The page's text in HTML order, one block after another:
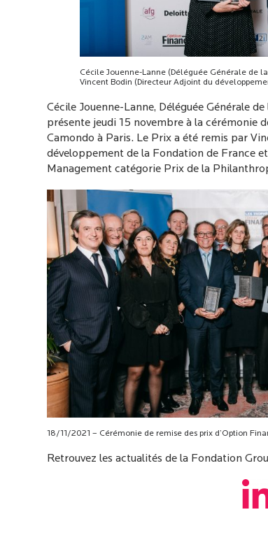
Cécile Jouenne-Lanne (Déléguée Générale de
Vincent Bodin (Directeur Adjoint du
Cécile Jouenne-Lanne, Déléguée Générale de
présente jeudi 15 novembre à la cérémonie
Camondo à Paris. Le Prix a été remis par
développement de la Fondation de France
Management catégorie Prix de la
18/11/2021 – Cérémonie de remise des prix d’Option
Retrouvez les actualités de la Fondation